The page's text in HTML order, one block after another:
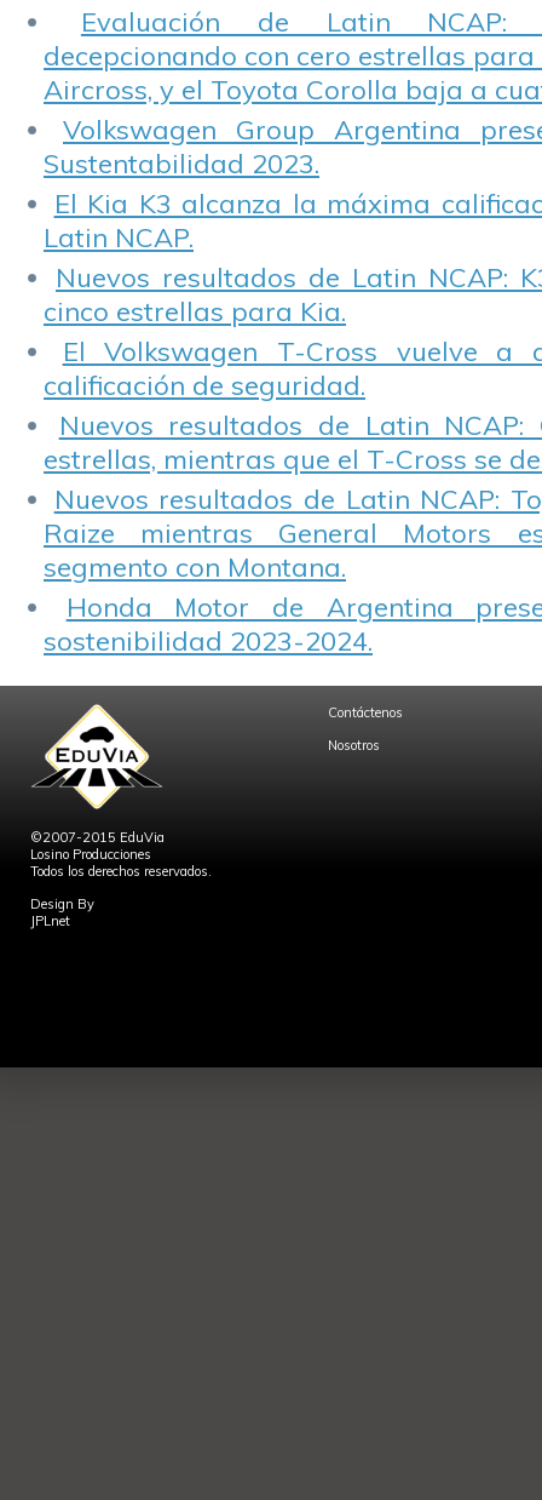
Evaluación de Latin NCAP:
decepcionando con cero estrellas para
Aircross, y el Toyota Corolla baja a
Volkswagen Group Argentina
Sustentabilidad 2023.
El Kia K3 alcanza la máxima
Latin NCAP.
Nuevos resultados de Latin NCAP:
cinco estrellas para Kia.
El Volkswagen T-Cross vuelve a
calificación de seguridad.
Nuevos resultados de Latin NCAP:
estrellas, mientras que el T-Cross se
Nuevos resultados de Latin NCAP:
Raize mientras General Motors
segmento con Montana.
Honda Motor de Argentina
sostenibilidad 2023-2024.
©2007-2015 EduVia
Losino Producciones
Todos los derechos reservados.
Design By
JPLnet
Contáctenos
Nosotros